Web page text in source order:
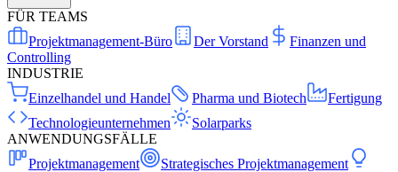
FÜR TEAMS
Projektmanagement-Büro
Der Vorstand
Finanzen und
Controlling
INDUSTRIE
Einzelhandel und Handel
Pharma und Biotech
Fertigung
Technologieunternehmen
Solarparks
ANWENDUNGSFÄLLE
Projektmanagement
Strategisches Projektmanagement